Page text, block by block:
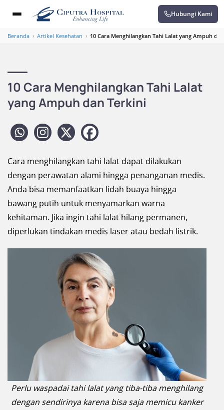
Hubungi Kami
Beranda › Artikel Kesehatan › 10 Cara Menghilangkan Tahi Lalat yang Ampuh
10 Cara Menghilangkan Tahi Lalat
yang Ampuh dan Terkini
Cara menghilangkan tahi lalat dapat dilakukan
dengan perawatan alami hingga penanganan medis.
Anda bisa memanfaatkan lidah buaya hingga
bawang putih untuk menyamarkan warna
kehitaman. Jika ingin tahi lalat hilang permanen,
diperlukan tindakan medis laser atau bedah listrik.
Perlu waspadai tahi lalat yang tiba-tiba menghilang
dengan sendirinya karena bisa saja memicu kanker